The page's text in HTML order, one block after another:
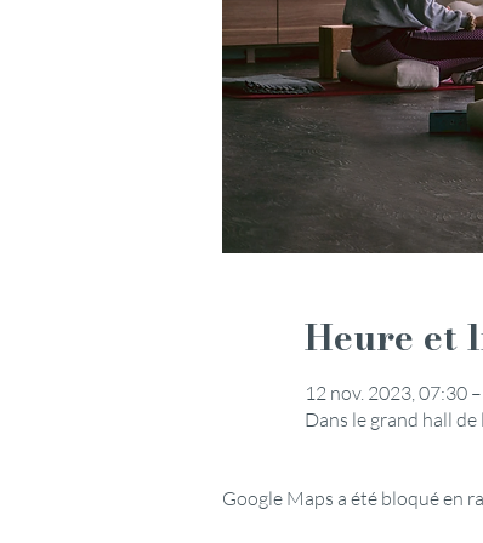
Heure et
12 nov. 2023, 07:30
Dans le grand hall
Google Maps a été bloqué en